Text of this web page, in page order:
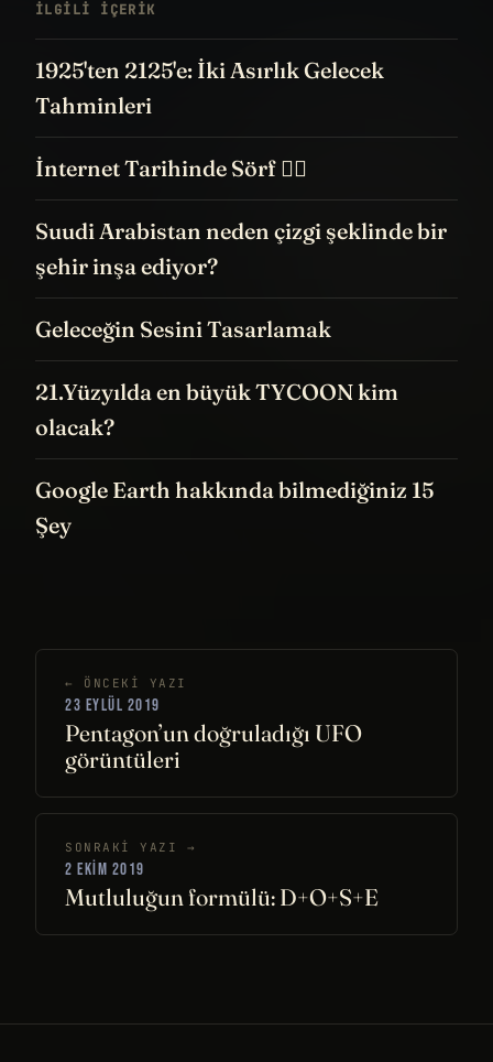
İLGILI IÇERIK
1925'ten 2125'e: İki Asırlık Gelecek
Tahminleri
İnternet Tarihinde Sörf 🏄‍♀️
Suudi Arabistan neden çizgi şeklinde bir
şehir inşa ediyor?
Geleceğin Sesini Tasarlamak
21.Yüzyılda en büyük TYCOON kim
olacak?
Google Earth hakkında bilmediğiniz 15
Şey
← ÖNCEKI YAZI
23 EYLÜL 2019
Pentagon’un doğruladığı UFO
görüntüleri
SONRAKI YAZI →
2 EKIM 2019
Mutluluğun formülü: D+O+S+E